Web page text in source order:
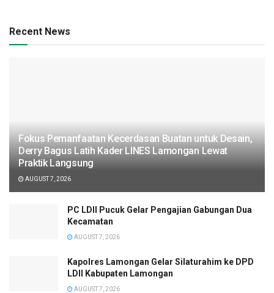
Recent News
Fokus Pemanfaatan Kecerdasan Buatan untuk Desain,
Derry Bagus Latih Kader LINES Lamongan Lewat
Praktik Langsung
AUGUST 7, 2026
PC LDII Pucuk Gelar Pengajian Gabungan Dua
Kecamatan
AUGUST 7, 2026
Kapolres Lamongan Gelar Silaturahim ke DPD
LDII Kabupaten Lamongan
AUGUST 7, 2026